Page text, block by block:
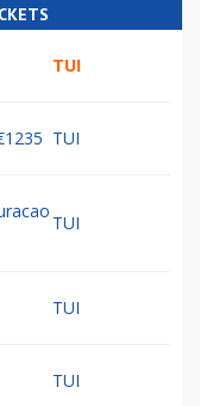
TUI
TUI
TUI
TUI
TUI